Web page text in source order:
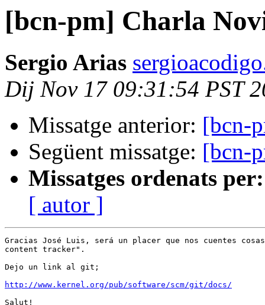
[bcn-pm] Charla
Sergio Arias
Dij Nov 17 09:31:54 PST
Missatge anterior: [bcn-
Següent missatge: [bcn-
Missatges ordenats per:
[ autor ]
Gracias José Luis, será un placer que nos cuentes
content tracker".
Dejo un link al git;
http://www.kernel.org/pub/software/scm/git/docs/
Salut!